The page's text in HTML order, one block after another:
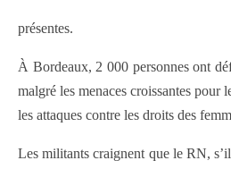
présentes.
À Bordeaux, 2 000 personnes ont
malgré les menaces croissantes
les attaques contre les droits des
Les militants craignent que le RN,